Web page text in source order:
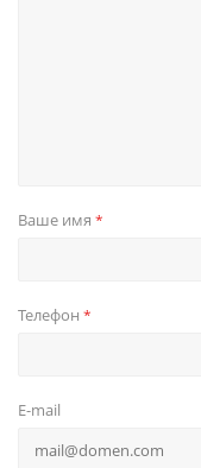
Ваше имя *
Телефон *
E-mail